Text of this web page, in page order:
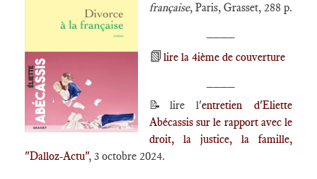
française, Paris, Grasset, 288 p.
📗lire la 4ième de couverture
📝lire l'entretien d'Eliette
Abécassis sur le rapport avec le
droit, la justice, la famille,
"Dalloz-Actu", 3 octobre 2024.